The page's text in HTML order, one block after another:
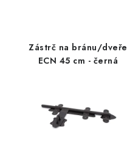
Zástrč na bránu/dveře
ECN 45 cm - černá